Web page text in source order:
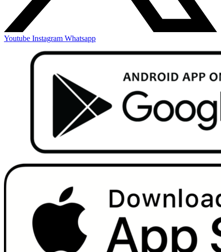
Youtube Instagram Whatsapp